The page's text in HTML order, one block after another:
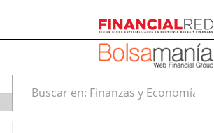
Buscar en: